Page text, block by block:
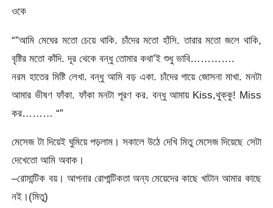
ওকে
“”আমি মেঘের মতো চেয়ে থাকি. চাঁদের মতো হাঁসি. তারার মতো জলে থাকি,
বৃষ্টির মতো কাঁদি. দূর থেকে বন্ধু তোমার কথা’ই শুধু ভাবি………….
নরম হাতের মিষ্টি লেখা. বন্ধু আমি বড় একা. চাঁদের গায়ে জোসনা মাখা. মনটা
আমার ভীষণ ফাঁকা. ফাঁকা মনটা পূরণ কর. বন্ধু আমায় Kiss,থুক্কু! Miss
কর……… “”
মেসেজ টা দিয়েই ঘুমিয়ে পড়লাম। সকালে উঠে দেখি মিতু মেসেজ দিয়েছে সেটা
দেখেতো আমি অবাক।
–রোমান্টিক বয়। আপনার রোপান্টিকতা অন্য মেয়েদের কাছে খাটান আমার কাছে
নই।(মিতু)